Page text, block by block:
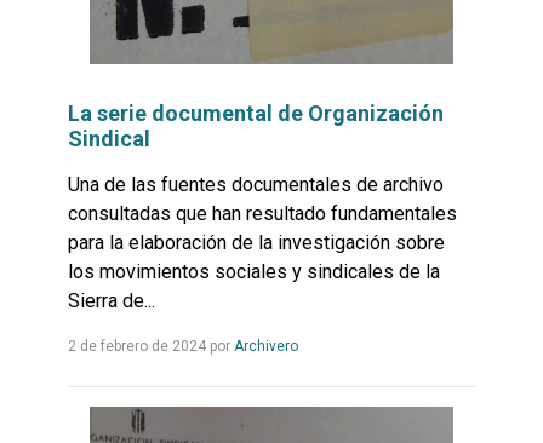
La serie documental de Organización
Sindical
Una de las fuentes documentales de archivo
consultadas que han resultado fundamentales
para la elaboración de la investigación sobre
los movimientos sociales y sindicales de la
Sierra de...
2 de febrero de 2024por ArchiveroLeer